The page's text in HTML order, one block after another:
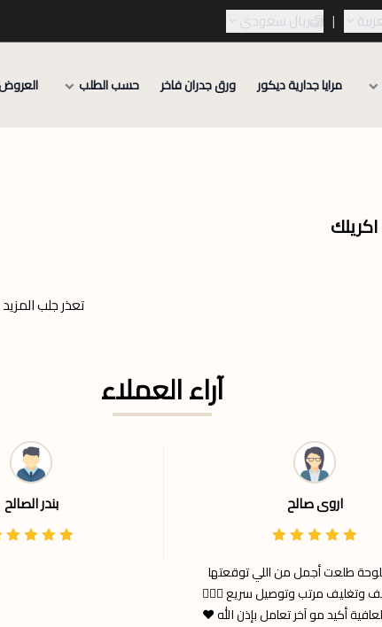
| ريال سعودي
مرايا جدارية ديكور ورق جدران فاخر حسب الطلب
تعذر جلب
آراء العملاء
اروى صالح
طلعت أجمل من اللي توقعتها
وتغليف مرتب وتوصيل سريع 👌🏼✨
أكيد مو آخر تعامل بإذن الله ❤️
بندر الصالح